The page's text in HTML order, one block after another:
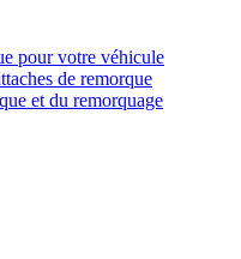
pour votre véhicule
de remorque
et du remorquage